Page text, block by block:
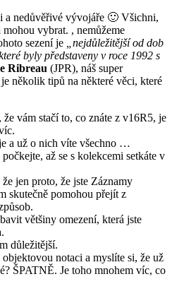
a nedůvěřivé vývojáře 🙂 Všichni,
vybrat. , nemůžeme
sezení je „nejdůležitější od dob
byly představeny v roce 1992 s
Ribreau (JPR), náš super
několik tipů na některé věci, které
že vám stačí to, co znáte z v16R5, je
a už o nich víte všechno …
až se s kolekcemi setkáte v
jen proto, že jste Záznamy
skutečně pomohou přejít z
většiny omezení, která jste
důležitější.
notaci a myslíte si, že už
ŠPATNĚ. Je toho mnohem víc, co